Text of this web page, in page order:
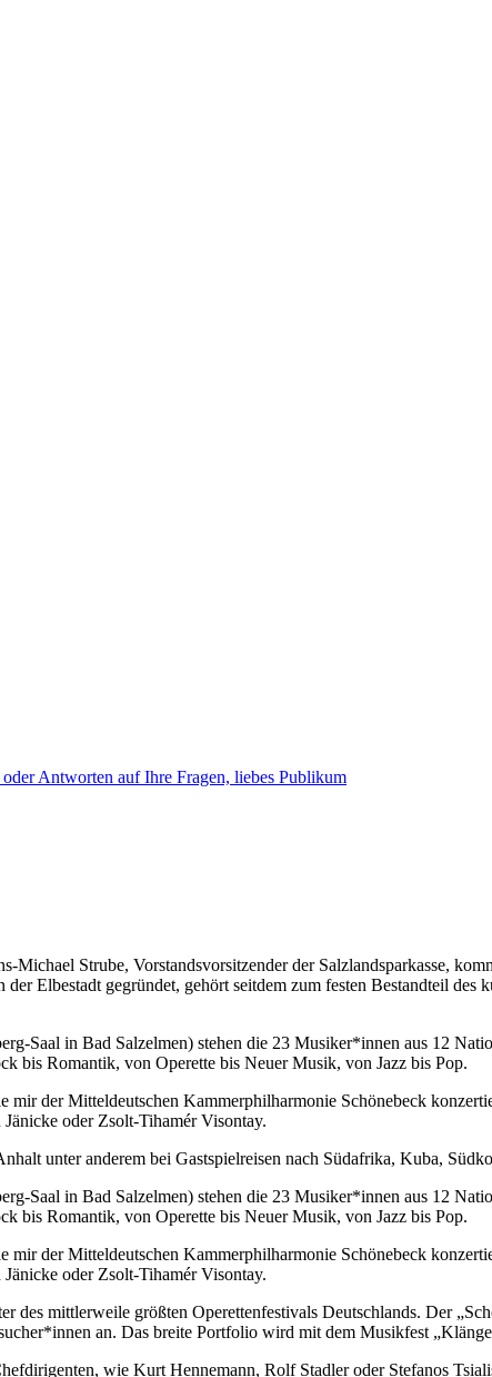
Antworten auf Ihre Fragen, liebes Publikum
Michael Strube, Vorstandsvorsitzender der Salzlandsparkasse,
Elbestadt gegründet, gehört seitdem zum festen Bestandteil
Saal in Bad Salzelmen) stehen die 23 Musiker*innen aus 12
bis Romantik, von Operette bis Neuer Musik, von Jazz bis Pop.
der Mitteldeutschen Kammerphilharmonie Schönebeck
oder Zsolt-Tihamér Visontay.
unter anderem bei Gastspielreisen nach Südafrika, Kuba,
Saal in Bad Salzelmen) stehen die 23 Musiker*innen aus 12
bis Romantik, von Operette bis Neuer Musik, von Jazz bis Pop.
der Mitteldeutschen Kammerphilharmonie Schönebeck
oder Zsolt-Tihamér Visontay.
des mittlerweile größten Operettenfestivals Deutschlands. Der
an. Das breite Portfolio wird mit dem Musikfest
wie Kurt Hennemann, Rolf Stadler oder Stefanos